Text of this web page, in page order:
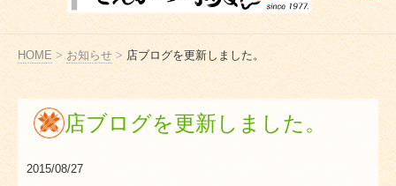
HOME > お知らせ >店ブログを更新しました。
店ブログを更新しました。
2015/08/27